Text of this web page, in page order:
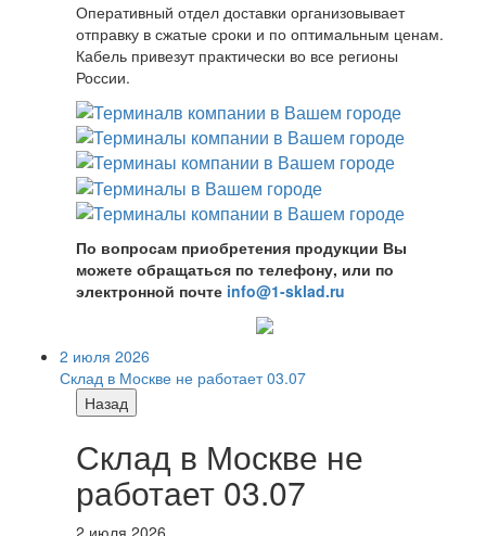
Оперативный отдел доставки организовывает
отправку в сжатые сроки и по оптимальным ценам.
Кабель привезут практически во все регионы
России.
По вопросам приобретения продукции Вы
можете обращаться по телефону, или по
электронной почте info@1-sklad.ru
2 июля 2026
Склад в Москве не работает 03.07
Назад
Склад в Москве не
работает 03.07